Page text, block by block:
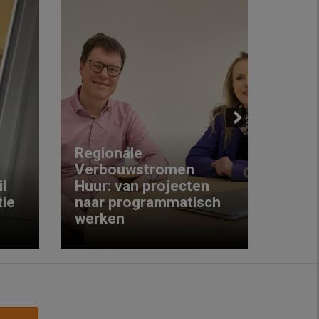
Regionale
Verbouwstromen
Huur: van projecten
naar programmatisch
werken
Next